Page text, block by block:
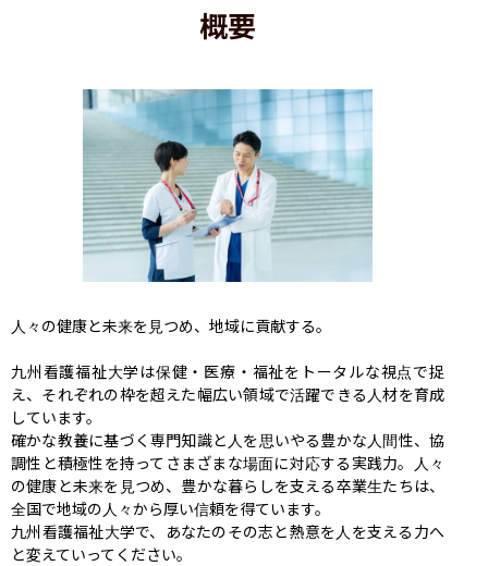
概要
人々の健康と未来を見つめ、地域に貢献する。
九州看護福祉大学は保健・医療・福祉をトータルな視点で捉
え、それぞれの枠を超えた幅広い領域で活躍できる人材を育成
しています。
確かな教養に基づく専門知識と人を思いやる豊かな人間性、協
調性と積極性を持ってさまざまな場面に対応する実践力。人々
の健康と未来を見つめ、豊かな暮らしを支える卒業生たちは、
全国で地域の人々から厚い信頼を得ています。
九州看護福祉大学で、あなたのその志と熱意を人を支える力へ
と変えていってください。